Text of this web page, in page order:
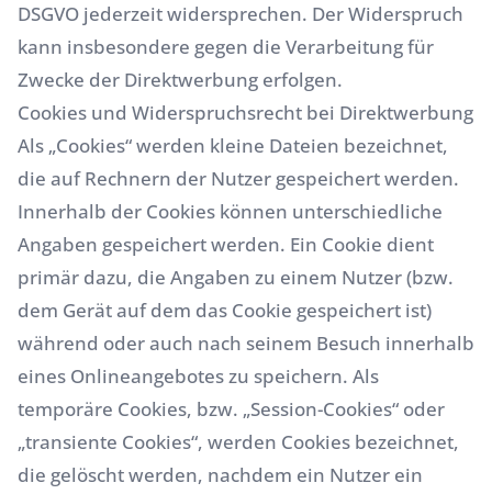
DSGVO jederzeit widersprechen. Der Widerspruch
kann insbesondere gegen die Verarbeitung für
Zwecke der Direktwerbung erfolgen.
Cookies und Widerspruchsrecht bei Direktwerbung
Als „Cookies“ werden kleine Dateien bezeichnet,
die auf Rechnern der Nutzer gespeichert werden.
Innerhalb der Cookies können unterschiedliche
Angaben gespeichert werden. Ein Cookie dient
primär dazu, die Angaben zu einem Nutzer (bzw.
dem Gerät auf dem das Cookie gespeichert ist)
während oder auch nach seinem Besuch innerhalb
eines Onlineangebotes zu speichern. Als
temporäre Cookies, bzw. „Session-Cookies“ oder
„transiente Cookies“, werden Cookies bezeichnet,
die gelöscht werden, nachdem ein Nutzer ein